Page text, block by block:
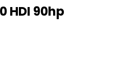
HDI 90hp